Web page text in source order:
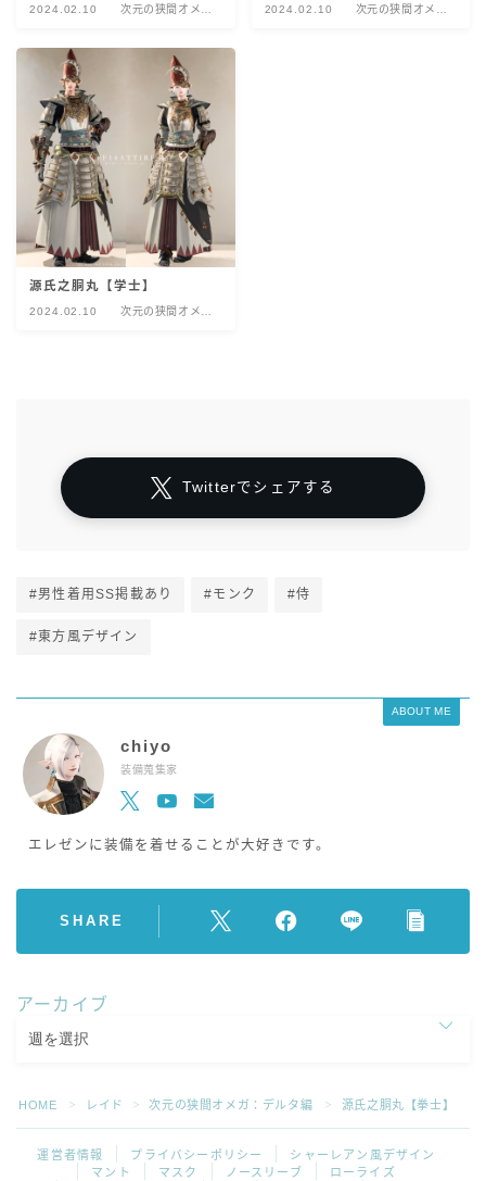
2024.02.10
次元の狭間オメ
2024.02.10
次元の狭間オメ
源氏之胴丸【学士】
2024.02.10
次元の狭間オメ
Twitterでシェアする
#男性着用SS掲載あり #モンク #侍
#東方風デザイン
ABOUT ME
chiyo
装備蒐集家
エレゼンに装備を着せることが大好きです。
SHARE
アーカイブ
HOME ＞ レイド ＞ 次元の狭間オメガ：デルタ編 ＞ 源氏之胴丸【拳士】
運営者情報 プライバシーポリシー
シャーレアン風デザイン
マント
マスク ノースリーブ ローライズ